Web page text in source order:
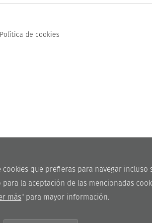
Política de cookies
que prefieras para navegar
la aceptación de las mencionadas
más" para mayor información.